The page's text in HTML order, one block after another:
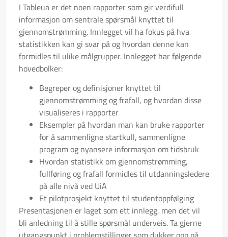
I Tableua er det noen rapporter som gir verdifull
informasjon om sentrale spørsmål knyttet til
gjennomstrømming. Innlegget vil ha fokus på hva
statistikken kan gi svar på og hvordan denne kan
formidles til ulike målgrupper. Innlegget har følgende
hovedbolker:
Begreper og definisjoner knyttet til
gjennomstrømming og frafall, og hvordan disse
visualiseres i rapporter
Eksempler på hvordan man kan bruke rapporter
for å sammenligne startkull, sammenligne
program og nyansere informasjon om tidsbruk
Hvordan statistikk om gjennomstrømming,
fullføring og frafall formidles til utdanningsledere
på alle nivå ved UiA
Et pilotprosjekt knyttet til studentoppfølging
Presentasjonen er laget som ett innlegg, men det vil
bli anledning til å stille spørsmål underveis. Ta gjerne